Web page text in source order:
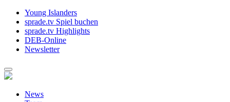
Young Islanders
sprade.tv Spiel buchen
sprade.tv Highlights
DEB-Online
Newsletter
News